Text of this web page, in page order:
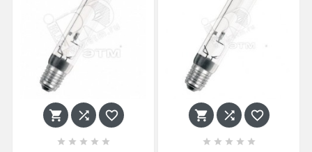
  
    
  
    